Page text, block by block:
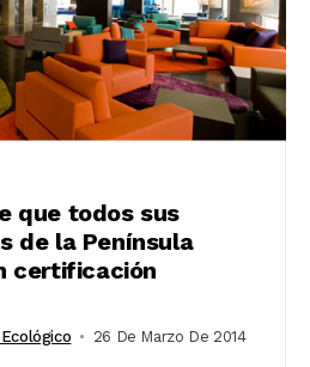
que todos sus
de la Península
certificación
26 De Marzo De 2014